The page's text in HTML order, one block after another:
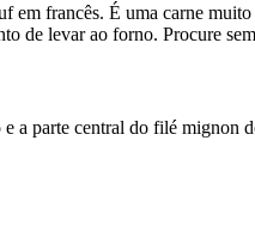
em francês. É uma carne muito
de levar ao forno. Procure
a parte central do filé mignon